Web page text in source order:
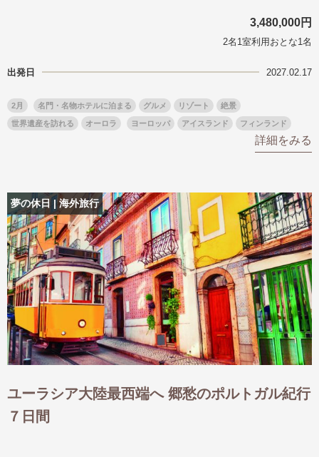
3,480,000円
2名1室利用おとな1名
出発日 2027.02.17
2月 名門・名物ホテルに泊まる グルメ リゾート 絶景
世界遺産を訪れる オーロラ ヨーロッパ アイスランド フィンランド
詳細をみる
夢の休日 | 海外旅行
ユーラシア大陸最西端へ 郷愁のポルトガル紀行
７日間